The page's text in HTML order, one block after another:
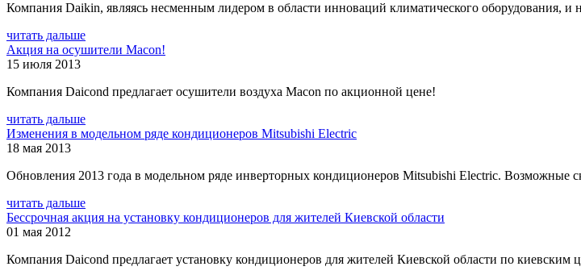
Компания Daikin, являясь несменным лидером в области инноваций климатического оборудования, и
читать дальше
Акция на осушители Macon!
15 июля 2013
Компания Daicond предлагает осушители воздуха Macon по акционной цене!
читать дальше
Изменения в модельном ряде кондиционеров Mitsubishi Electric
18 мая 2013
Обновления 2013 года в модельном ряде инверторных кондиционеров Mitsubishi Electric. Возможные
читать дальше
Бессрочная акция на установку кондиционеров для жителей Киевской области
01 мая 2012
Компания Daicond предлагает установку кондиционеров для жителей Киевской области по киевским